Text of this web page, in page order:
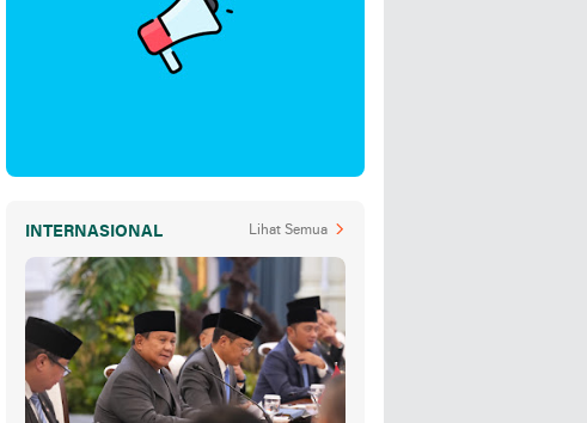
INTERNASIONAL Lihat Semua